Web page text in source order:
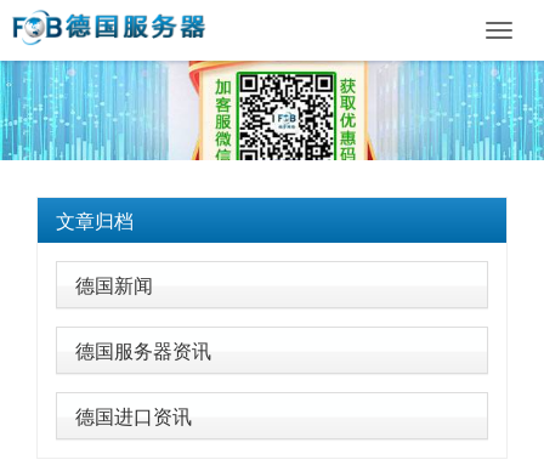
文章归档
德国新闻
德国服务器资讯
德国进口资讯